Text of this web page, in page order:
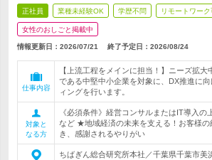
正社員 業種未経験OK 学歴不問 リモートワーク
女性のおしごと掲載中
情報更新日：2026/07/21 終了予定日： 2026/08/24
仕事内容
【上流工程をメインに担当！】ニーズ拡
である中堅中小企業を対象に、DX推進に
ィングを行います。
対象と
なる方
《必須条件》経営コンサルまたはIT導入の
など ★地域経済の未来を支える！お客様の
き、感謝されるやりがい
ちばぎん総合研究所本社／千葉県千葉市美